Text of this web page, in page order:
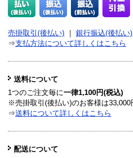
売掛取引(後払い) 銀行振込(後払い)
⇒支払方法について詳しくはこちら
送料について
1つのご注文毎に一律1,100円(税込)
※売掛取引(後払い)のお客様は33,000
⇒送料について詳しくはこちら
配送について